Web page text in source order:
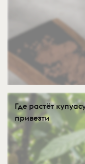
Где растёт
привезти